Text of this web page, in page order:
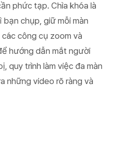
phức tạp. Chìa khóa là
chụp, giữ mỗi màn
công cụ zoom và
hướng dẫn mắt người
quy trình làm việc đa màn
những video rõ ràng và